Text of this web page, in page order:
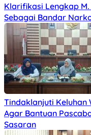
Klarifikasi Lengkap
Sebagai Bandar
Tindaklanjuti Keluhan
Agar Bantuan
Sasaran